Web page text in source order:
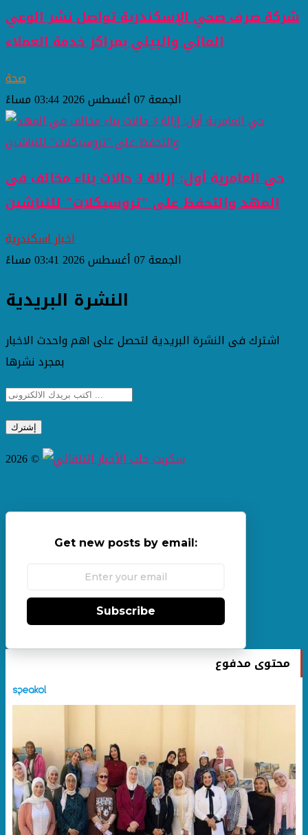
شركة صرف صحي الإسكندرية تواصل نشر الوعي
المائي والبيئي بمراكز خدمة العملاء
صحة
الجمعة 07 أغسطس 2026 03:44 مساءً
حي العامرية أول: إزالة 3 حالات بناء مخالف في
المهد والتحفظ على "تروسيكلات" للنباشين
اخبار اسكندرية
الجمعة 07 أغسطس 2026 03:41 مساءً
النشرة البريدية
اشترك فى النشرة البريدية لتحصل على اهم واحدث الاخبار
بمجرد نشرها
2026 ©
Get new posts by email:
Subscribe
محتوى مدفوع